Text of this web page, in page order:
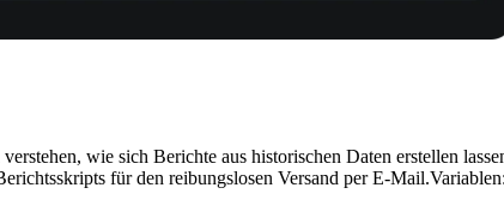
wie sich Berichte aus historischen Daten erstellen
für den reibungslosen Versand per E-